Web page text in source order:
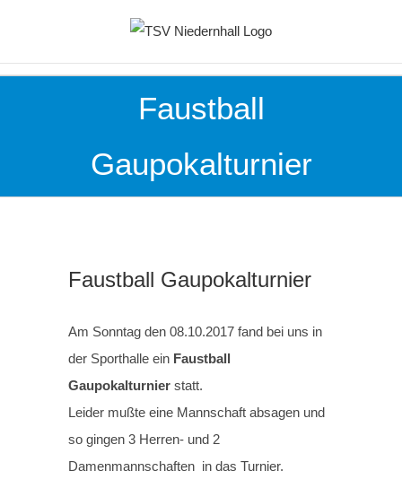
springen
Faustball
Gaupokalturnier
Faustball Gaupokalturnier
Am Sonntag den 08.10.2017 fand bei uns in
der Sporthalle ein Faustball
Gaupokalturnier statt.
Leider mußte eine Mannschaft absagen und
so gingen 3 Herren- und 2
Damenmannschaften in das Turnier.